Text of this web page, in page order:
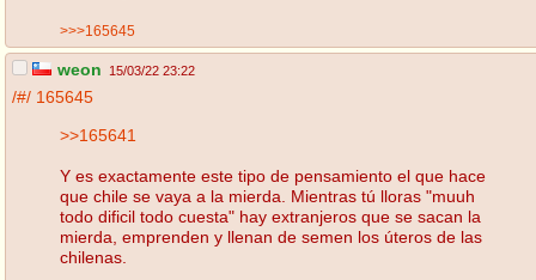
>>>165645
weon 15/03/22 23:22
/#/ 165645
>>165641
Y es exactamente este tipo de pensamiento el que hace
que chile se vaya a la mierda. Mientras tú lloras "muuh
todo dificil todo cuesta" hay extranjeros que se sacan la
mierda, emprenden y llenan de semen los úteros de las
chilenas.